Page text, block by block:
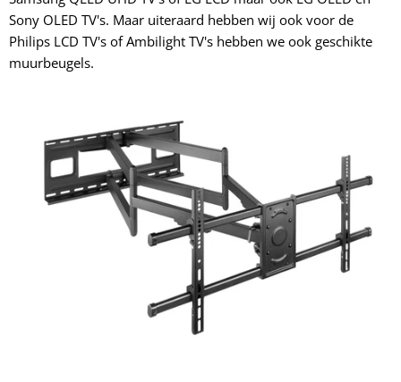
Sony OLED TV's. Maar uiteraard hebben wij ook voor de
Philips LCD TV's of Ambilight TV's hebben we ook geschikte
muurbeugels.